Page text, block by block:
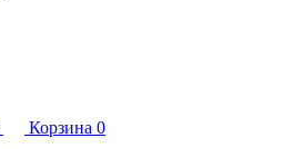
Корзина 0